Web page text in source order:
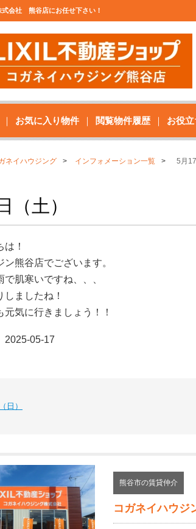
式会社 熊谷店にお任せ下さい！
お気に入り物件 閲覧物件履歴 お役
ネイハウジング インフォメーション一覧 5月
（土）
！
ン熊谷店でございます。
肌寒いですね、、、
ましたね！
元気に行きましょう！！
05-17
日）
熊谷市の賃貸仲介
コガネイハウジ